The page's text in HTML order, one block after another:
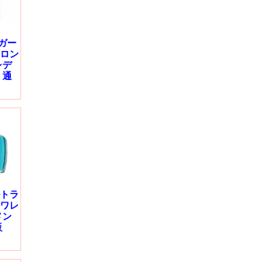
ー
ン
デ
通
ラ
レ
ン